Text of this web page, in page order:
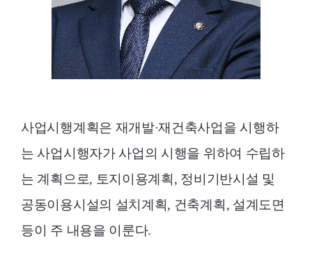
사업시행계획은 재개발·재건축사업을 시행하
는 사업시행자가 사업의 시행을 위하여 수립하
는 계획으로, 토지이용계획, 정비기반시설 및
공동이용시설의 설치계획, 건축계획, 설계도면
등이 주 내용을 이룬다.